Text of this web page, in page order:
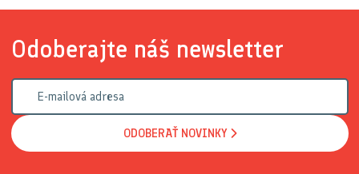
Odoberajte náš newsletter
ODOBERAŤ NOVINKY